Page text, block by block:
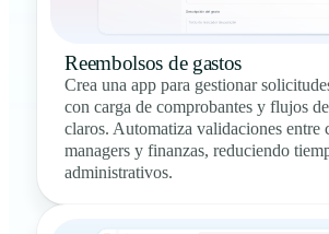
Reembolsos de gastos
Crea una app para gestionar
con carga de comprobantes y flujos
claros. Automatiza validaciones entre
managers y finanzas, reduciendo
administrativos.